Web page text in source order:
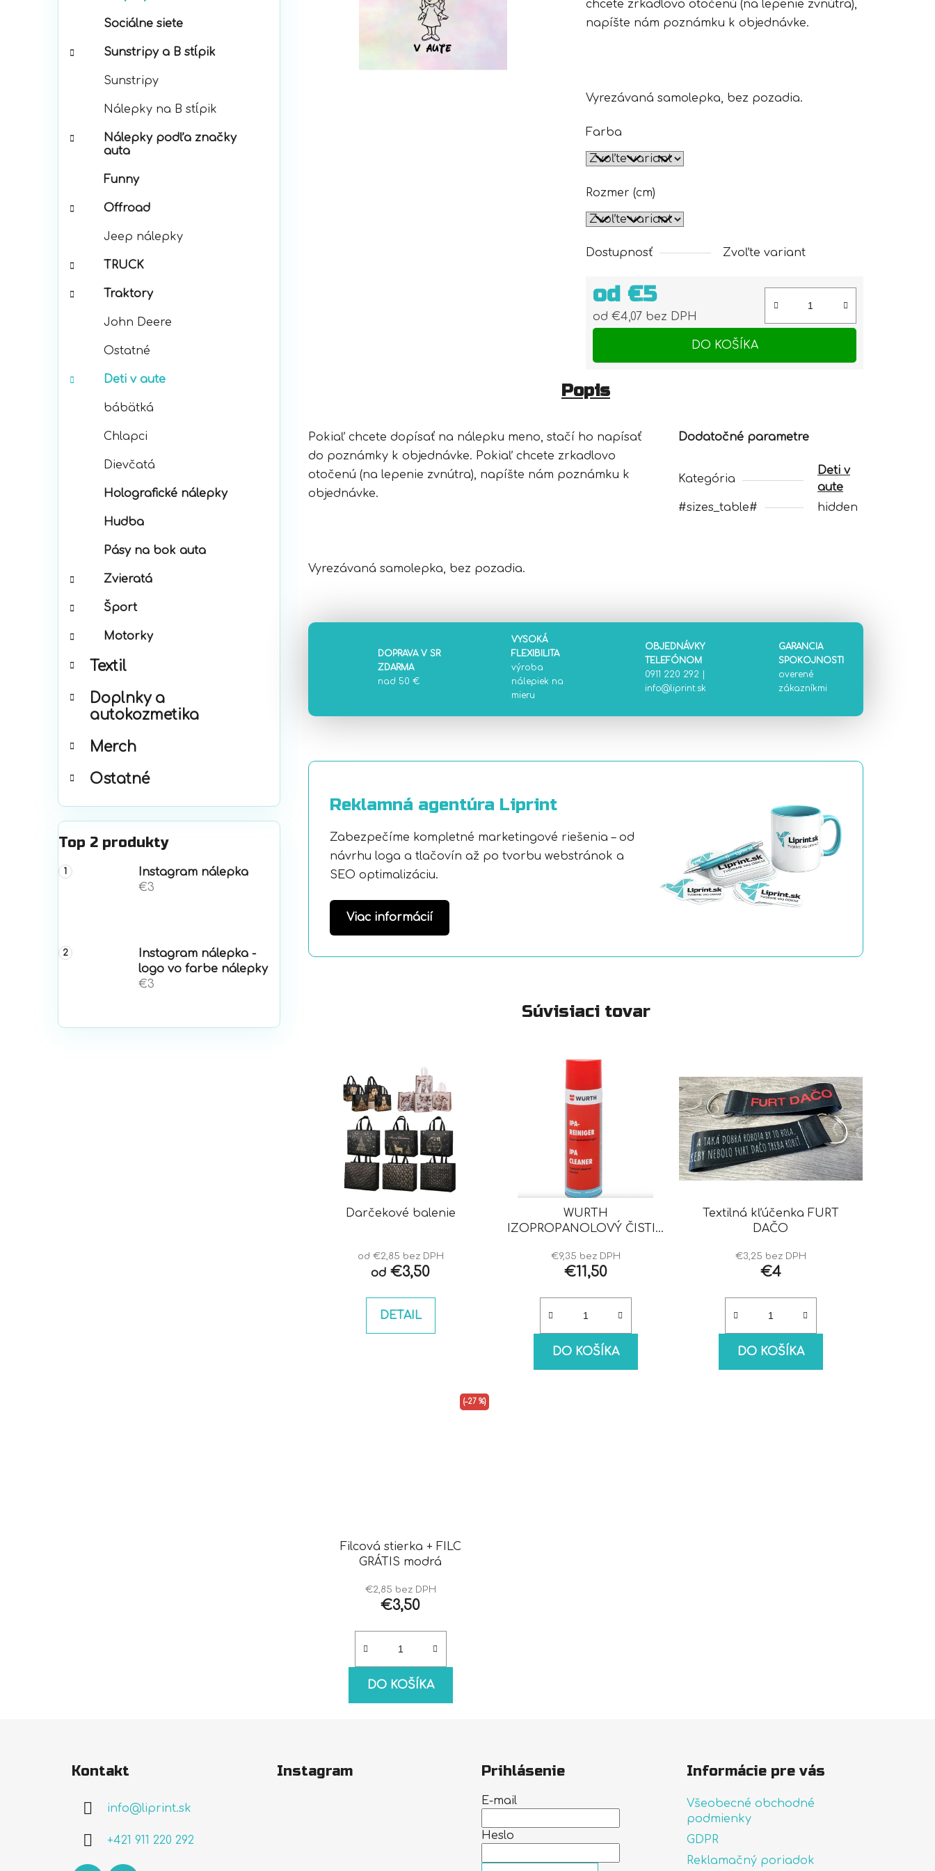
Sociálne siete
Sunstripy a B stĺpik
Sunstripy
Nálepky na B stĺpik
Nálepky podľa značky
auta
Funny
Offroad
Jeep nálepky
TRUCK
Traktory
John Deere
Ostatné
Deti v aute
bábätká
Chlapci
Dievčatá
Holografické nálepky
Hudba
Pásy na bok auta
Zvieratá
Šport
Motorky
Textil
Doplnky a
autokozmetika
Merch
Ostatné
Top 2 produkty
Instagram nálepka
€3
Instagram nálepka -
logo vo farbe nálepky
€3
chcete zrkadlovo otočenú (na lepenie zvnútra),
napíšte nám poznámku k objednávke.
Vyrezávaná samolepka, bez pozadia.
Farba
Rozmer (cm)
Dostupnosť Zvoľte variant
od €5
od €4,07 bez DPH
Jednotková cena:
DO KOŠÍKA
Popis
Pokiaľ chcete dopísať na nálepku meno, stačí ho napísať
do poznámky k objednávke. Pokiaľ chcete zrkadlovo
otočenú (na lepenie zvnútra), napíšte nám poznámku k
objednávke.
Vyrezávaná samolepka, bez pozadia.
Dodatočné parametre
Kategória
Deti v
aute
#sizes_table#
hidden
DOPRAVA V SR
ZDARMA
nad 50 €
VYSOKÁ
FLEXIBILITA
výroba
nálepiek na
mieru
OBJEDNÁVKY
TELEFÓNOM
0911 220 292
info@liprint.sk
GARANCIA
SPOKOJNOSTI
overené
zákazníkmi
Reklamná agentúra Liprint
Zabezpečíme kompletné marketingové riešenia – od
návrhu loga a tlačovín až po tvorbu webstránok a
SEO optimalizáciu.
Viac informácií
Súvisiaci tovar
Darčekové balenie
od €2,85 bez DPH
od €3,50
DETAIL
WURTH
IZOPROPANOLOVÝ ČISTIČ
€9,35 bez DPH
€11,50
DO KOŠÍKA
Textilná kľúčenka FURT
DAČO
€3,25 bez DPH
€4
DO KOŠÍKA
Filcová stierka + FILC
GRÁTIS modrá
€2,85 bez DPH
€3,50
(–27 %)
DO KOŠÍKA
Kontakt
info@liprint.sk
+421 911 220 292
Instagram Prihlásenie
E-mail
Heslo
Informácie pre vás
Všeobecné obchodné
podmienky
GDPR
Reklamačný poriadok